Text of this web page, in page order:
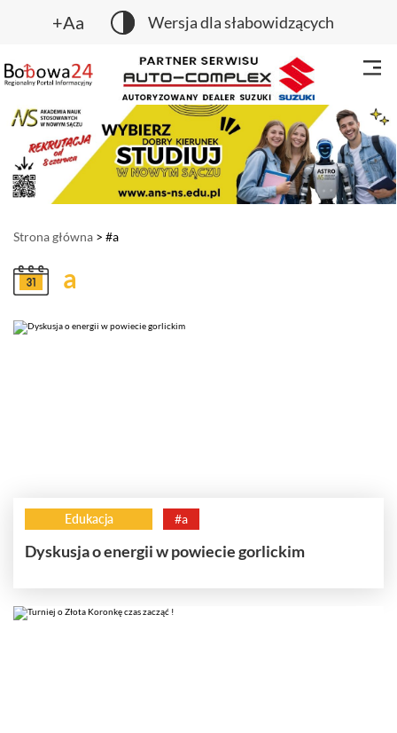
+Aa Wersja dla słabowidzących
Strona główna > #a
a
Edukacja #a
Dyskusja o energii w powiecie gorlickim